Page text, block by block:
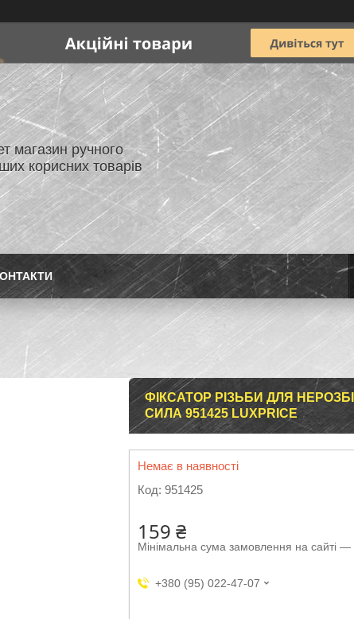
магазин ручного
корисних товарів
ФІКСАТОР РІЗЬБИ ДЛЯ
СИЛА 951425 LUXPRICE
Немає в наявності
Код: 951425
159 ₴
Мінімальна сума замовлення на сайті
+380 (95) 022-47-07